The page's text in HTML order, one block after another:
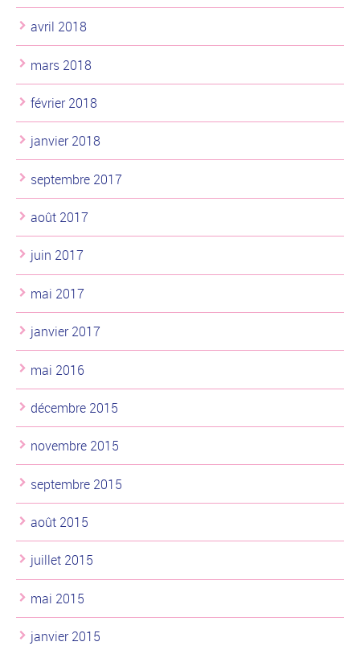
avril 2018
mars 2018
février 2018
janvier 2018
septembre 2017
août 2017
juin 2017
mai 2017
janvier 2017
mai 2016
décembre 2015
novembre 2015
septembre 2015
août 2015
juillet 2015
mai 2015
janvier 2015